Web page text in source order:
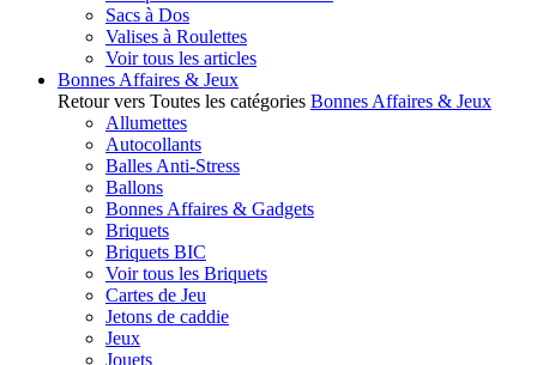
Sacs à Dos
Valises à Roulettes
Voir tous les articles
Bonnes Affaires & Jeux
Retour vers Toutes les catégories Bonnes Affaires & Jeux
Allumettes
Autocollants
Balles Anti-Stress
Ballons
Bonnes Affaires & Gadgets
Briquets
Briquets BIC
Voir tous les Briquets
Cartes de Jeu
Jetons de caddie
Jeux
Jouets